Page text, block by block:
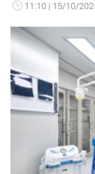
11:10 15/10/